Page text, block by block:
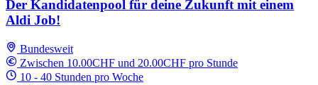
Der Kandidatenpool für deine Zukunft mit einem
Aldi Job!
Bundesweit
Zwischen 10.00CHF und 20.00CHF pro Stunde
10 - 40 Stunden pro Woche